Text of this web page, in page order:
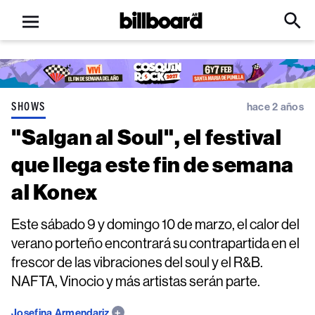
Open
menu
Billboard
Click
Input
SHOWS hace 2 años
"Salgan al Soul", el festival
que llega este fin de semana
al Konex
Este sábado 9 y domingo 10 de marzo, el calor del
verano porteño encontrará su contrapartida en el
frescor de las vibraciones del soul y el R&B.
NAFTA, Vinocio y más artistas serán parte.